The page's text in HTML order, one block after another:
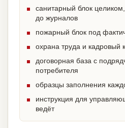
санитарный блок
до журналов
пожарный блок под
охрана труда и кадровый
договорная база с
потребителя
образцы заполнения
инструкция для
ведёт